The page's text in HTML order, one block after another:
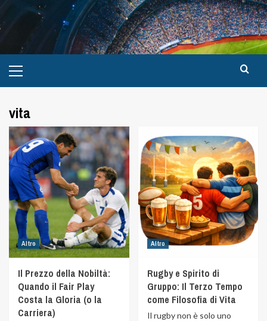
vita
Altro
Il Prezzo della Nobiltà:
Quando il Fair Play
Costa la Gloria (o la
Carriera)
Altro
Rugby e Spirito di
Gruppo: Il Terzo Tempo
come Filosofia di Vita
Il rugby non è solo uno